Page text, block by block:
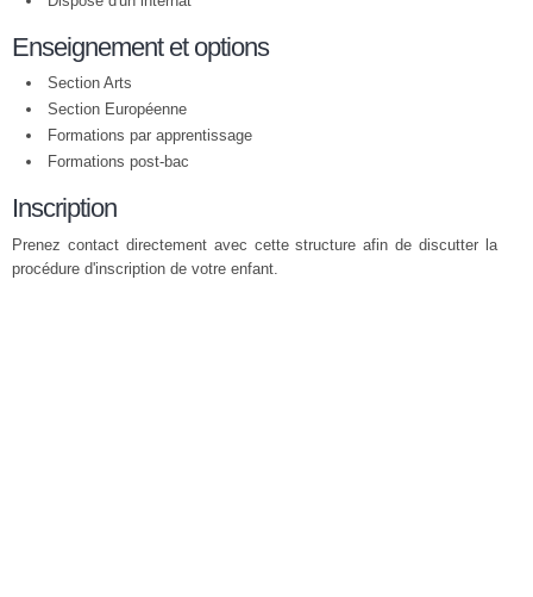
Enseignement et options
Section Arts
Section Européenne
Formations par apprentissage
Formations post-bac
Inscription
Prenez contact directement avec cette structure afin de discutter la
procédure d'inscription de votre enfant.